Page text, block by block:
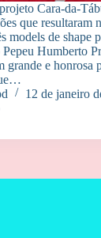
Cara-da-
que resultaram
models de shape
Humberto
grande e honrosa
12 de janeiro